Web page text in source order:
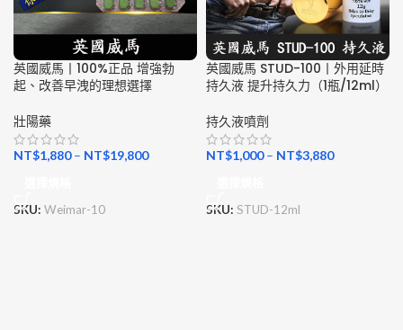
英國威馬丨100%正品 增強勃
起、改善早洩的理想選擇
壯陽藥
NT$1,880– NT$19,800
SKU: Weimar-10
英國威馬 STUD-100丨外用延時
持久液 提升持久力（1瓶/12ml）
持久液噴劑
NT$1,000– NT$3,880
SKU: STUD-12ml